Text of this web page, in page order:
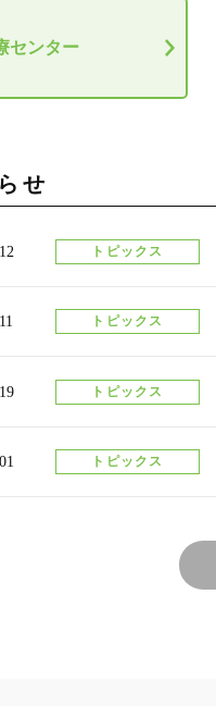
センター
せ
トピックス
トピックス
トピックス
トピックス